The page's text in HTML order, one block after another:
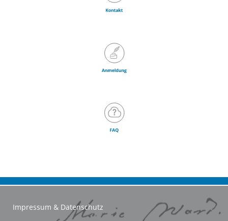
Impressum & Datenschutz